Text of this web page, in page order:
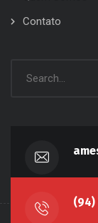
Contato
(94)